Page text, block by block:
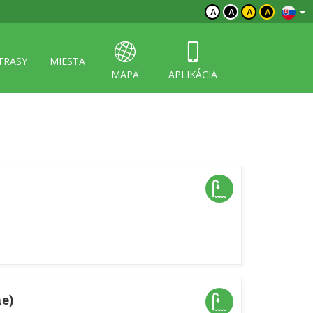
A A A A
MIESTA
MAPA
APLIKÁCIA